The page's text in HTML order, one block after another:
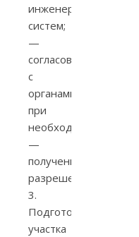
инженерных
систем;
—
согласование
с
органами,
при
необходимости
—
получение
разрешений.
3.
Подготовка
участка